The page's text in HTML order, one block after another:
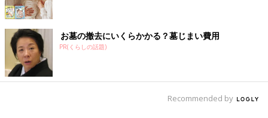
ないまま学生時代を送っていました。
――将来についてはどんなふうに考えていましたか？
小須田 サッカーについてはまわりを見ると自分より上手な人が
いっぱいいることがわかりました。そこからは将来に対して目標
や夢を明確にもつことがないまま大学に進学しました。大学に入
学してからも無気力な状態だったので、だんだんと通学する意味
お墓の撤去にいくらかかる？墓じまい費用
PR(くらしの話題)
Recommended by